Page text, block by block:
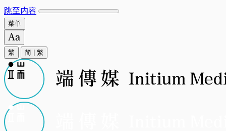
跳至内容
菜单
繁 简 繁